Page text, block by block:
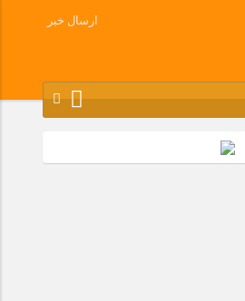
ارسال خبر